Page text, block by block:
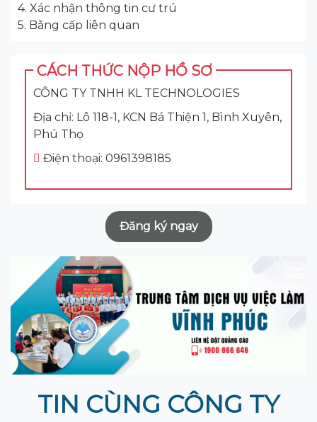
4. Xác nhận thông tin cư trú
5. Bằng cấp liên quan
CÁCH THỨC NỘP HỒ SƠ
CÔNG TY TNHH KL TECHNOLOGIES
Địa chỉ: Lô 118-1, KCN Bá Thiện 1, Bình Xuyên,
Phú Thọ
Điện thoại: 0961398185
Đăng ký ngay
TIN CÙNG CÔNG TY